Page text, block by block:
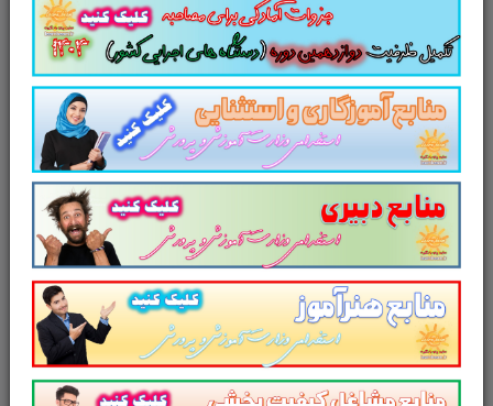
جزوهاصول بانکداری
تستمنابع آزمون استخدامی
نیروی انسانیبانک شهرسال 1403
سایر منابعآزمون استخدامی
نیروی انسانیبانک شهرسال 1403